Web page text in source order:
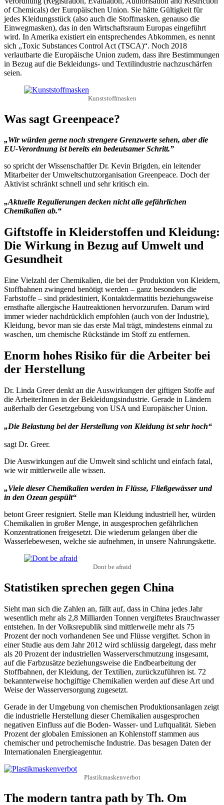
of Chemicals) der Europäischen Union. Sie hätte Gültigkeit für
jedes Kleidungsstück (also auch die Stoffmasken, genauso die
Einwegmasken), das in den Wirtschaftsraum Europas eingeführt
wird. In Amerika existiert ein entsprechendes Abkommen, es nennt
sich „Toxic Substances Control Act (TSCA)“. Noch 2018
verlautbarte die Europäische Union zudem, dass ihre Bestimmungen
in Bezug auf die Bekleidungs- und Textilindustrie nachzuschärfen
seien.
Kunststoffmasken
Was sagt Greenpeace?
„Wir würden gerne noch strengere Grenzwerte sehen, aber die
EU-Verordnung ist bereits ein bedeutsamer Schritt.”
so spricht der Wissenschaftler Dr. Kevin Brigden, ein leitender
Mitarbeiter der Umweltschutzorganisation Greenpeace. Doch der
Aktivist schränkt schnell und sehr kritisch ein.
„Aktuelle Regulierungen decken nicht alle gefährlichen
Chemikalien ab.“
Giftstoffe in Kleiderstoffen und Kleidung:
Die Wirkung in Bezug auf Umwelt und
Gesundheit
Eine Vielzahl der Chemikalien, die bei der Produktion von Kleidern,
Stoffbahnen zwingend benötigt werden – ganz besonders die
Farbstoffe – sind prädestiniert, Kontaktdermatitis beziehungsweise
ernsthafte allergische Hautreaktionen hervorzurufen. Darum wird
immer wieder nachdrücklich empfohlen (auch von der Industrie),
Kleidung, bevor man sie das erste Mal trägt, mindestens einmal zu
waschen, um chemische Rückstände im Stoff zu entfernen.
Enorm hohes Risiko für die Arbeiter bei
der Herstellung
Dr. Linda Greer denkt an die Auswirkungen der giftigen Stoffe auf
die ArbeiterInnen in der Bekleidungsindustrie. Gerade in Ländern
außerhalb der Gesetzgebung von USA und Europäischer Union.
„Die Belastung bei der Herstellung von Kleidung ist sehr hoch“
sagt Dr. Greer.
Die Auswirkungen auf die Umwelt sind schlicht und einfach fatal,
wie wir mittlerweile alle wissen.
„Viele dieser Chemikalien werden in Flüsse, Fließgewässer und
in den Ozean gespült“
betont Greer resigniert. Stelle man Kleidung industriell her, würden
Chemikalien in großer Menge, in ausgesprochen gefährlichen
Konzentrationen freigesetzt. Die wiederum gelangen über die
Wasserlebewesen, welche sie aufnehmen, in unsere Nahrungskette.
Dont be afraid
Statistiken sprechen gegen China
Sieht man sich die Zahlen an, fällt auf, dass in China jedes Jahr
wesentlich mehr als 2,8 Milliarden Tonnen vergiftetes Brauchwasser
entstehen. In der Volksrepublik sind mittlerweile mehr als 75
Prozent der noch vorhandenen See und Flüsse vergiftet. Schon in
einer Studie aus dem Jahr 2012 wird schlüssig dargelegt, dass mehr
als 20 Prozent der industriellen Wasserverschmutzung insgesamt,
auf die Farbzusätze beziehungsweise die Endbearbeitung der
Stoffbahnen, der Kleidung, der Textilien, zurückzuführen ist. 72
bekannterweise hochgiftige Chemikalien werden auf diese Art und
Weise der Wasserversorgung zugesetzt.
Gerade in der Umgebung von chemischen Produktionsanlagen zeigt
die industrielle Herstellung dieser Chemikalien ausgesprochen
negativen Einfluss auf die Boden- Wasser- und Luftqualität. Sieben
Prozent der globalen Emissionen an Kohlenstoff stammen aus
chemischer und petrochemische Industrie. Das besagen Daten der
Internationalen Energieagentur.
Plastikmaskenverbot
The modern tantra path by Th. Om